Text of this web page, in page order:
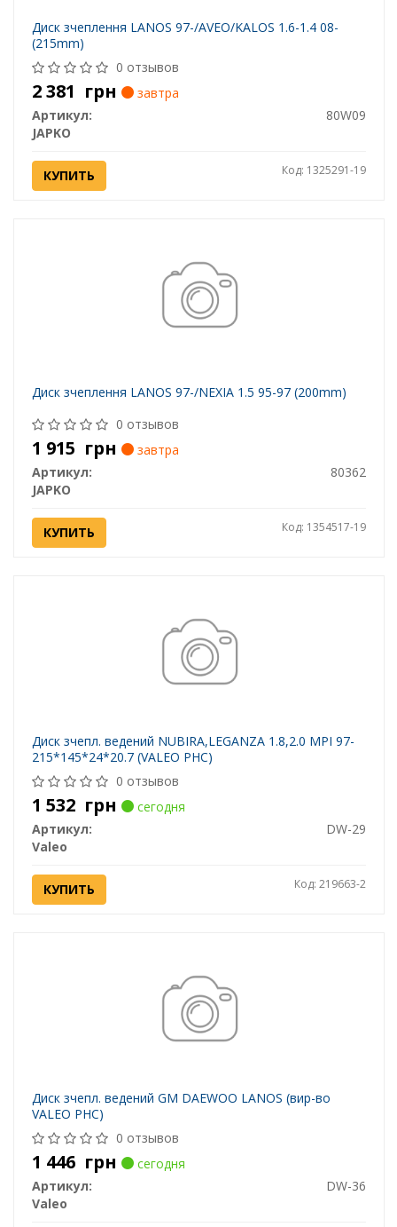
Диск зчеплення LANOS 97-/AVEO/KALOS 1.6-1.4 08-
(215mm)
0 отзывов
2 381 грн
завтра
Артикул:
80W09
JAPKO
КУПИТЬ Код: 1325291-19
Диск зчеплення LANOS 97-/NEXIA 1.5 95-97 (200mm)
0 отзывов
1 915 грн
завтра
Артикул:
80362
JAPKO
КУПИТЬ Код: 1354517-19
Диск зчепл. ведений NUBIRA,LEGANZA 1.8,2.0 MPI 97-
215*145*24*20.7 (VALEO PHC)
0 отзывов
1 532 грн
сегодня
Артикул:
DW-29
Valeo
КУПИТЬ Код: 219663-2
Диск зчепл. ведений GM DAEWOO LANOS (вир-во
VALEO PHC)
0 отзывов
1 446 грн
сегодня
Артикул:
DW-36
Valeo